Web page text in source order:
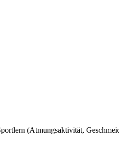
(Atmungsaktivität,